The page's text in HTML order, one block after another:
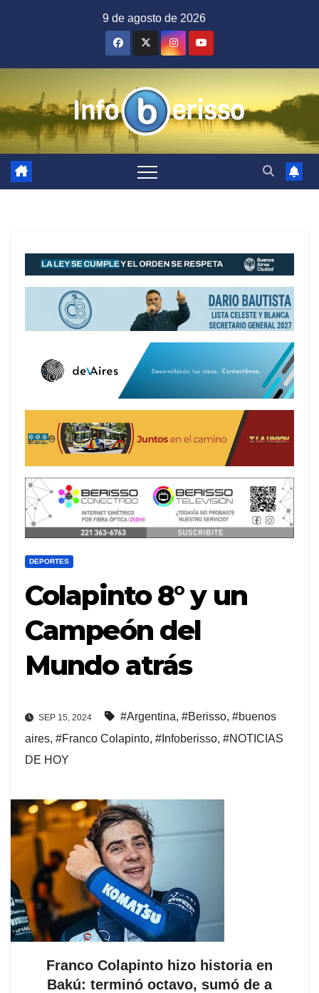
9 de agosto de 2026
DEPORTES
Colapinto 8° y un
Campeón del
Mundo atrás
SEP 15, 2024 #Argentina, #Berisso, #buenos
aires, #Franco Colapinto, #Infoberisso, #NOTICIAS
DE HOY
Franco Colapinto hizo historia en
Bakú: terminó octavo, sumó de a